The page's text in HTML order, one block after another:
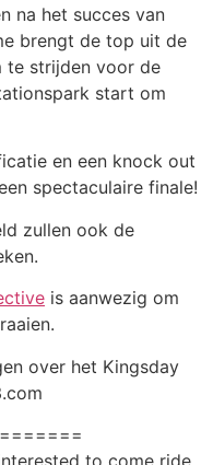
na het succes van
brengt de top uit de
te strijden voor de
start om
en een knock out
spectaculaire finale!
zullen ook de
is aanwezig om
over het Kingsday
to come ride